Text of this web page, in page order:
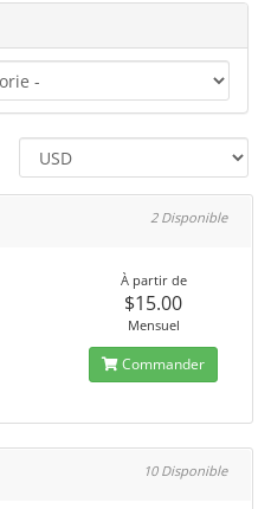
2 Disponible
À partir de
$15.00
Mensuel
Commander
10 Disponible